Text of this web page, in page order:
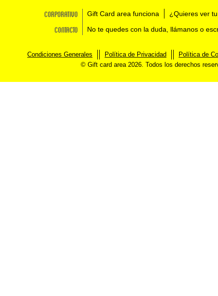
Corporativo Gift Card area funciona ¿Quieres ver
Contacto No te quedes con la duda, llámanos o
Condiciones Generales Política de Privacidad
Política de
© Gift card area 2026. Todos los derechos